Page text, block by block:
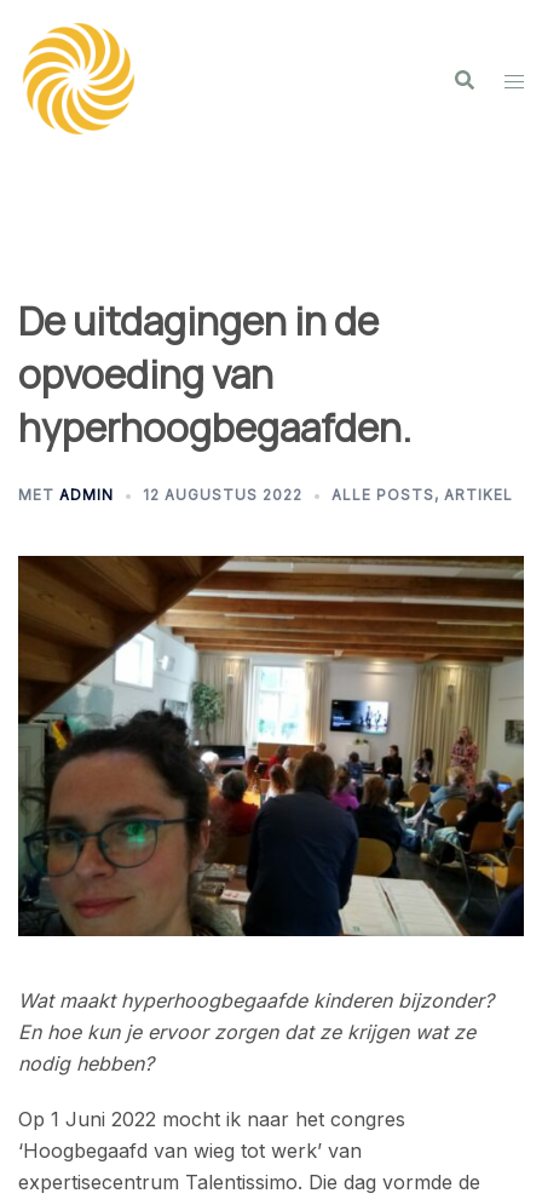
naar
inhoud
De uitdagingen in de
opvoeding van
hyperhoogbegaafden.
MET ADMIN 12 AUGUSTUS 2022 ALLE POSTS, ARTIKEL
Wat maakt hyperhoogbegaafde kinderen bijzonder?
En hoe kun je ervoor zorgen dat ze krijgen wat ze
nodig hebben?
Op 1 Juni 2022 mocht ik naar het congres
‘Hoogbegaafd van wieg tot werk’ van
expertisecentrum Talentissimo. Die dag vormde de